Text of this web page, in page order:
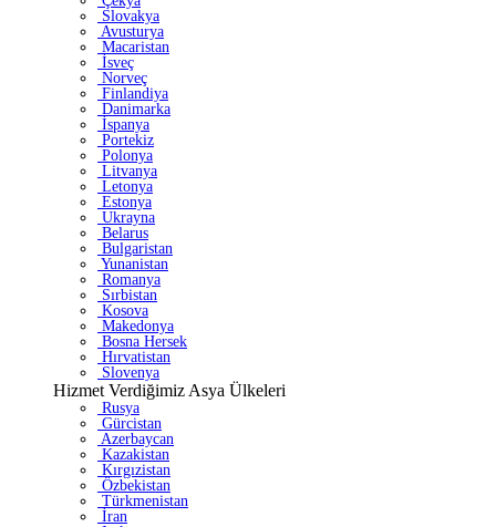
Slovakya
Avusturya
Macaristan
İsveç
Norveç
Finlandiya
Danimarka
İspanya
Portekiz
Polonya
Litvanya
Letonya
Estonya
Ukrayna
Belarus
Bulgaristan
Yunanistan
Romanya
Sırbistan
Kosova
Makedonya
Bosna Hersek
Hırvatistan
Slovenya
Hizmet Verdiğimiz Asya Ülkeleri
Rusya
Gürcistan
Azerbaycan
Kazakistan
Kırgızistan
Özbekistan
Türkmenistan
İran